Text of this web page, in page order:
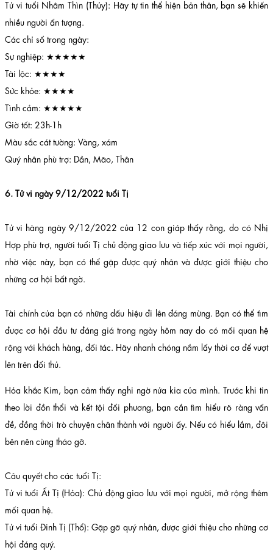
Tử vi tuổi Nhâm Thìn (Thủy): Hãy tự tin thể hiện bản thân, bạn sẽ khiến
nhiều người ấn tượng.
Các chỉ số trong ngày:
Sự nghiệp: ★★★★★
Tài lộc: ★★★★
Sức khỏe: ★★★★
Tình cảm: ★★★★★
Giờ tốt: 23h-1h
Màu sắc cát tường: Vàng, xám
Quý nhân phù trợ: Dần, Mão, Thân
6. Tử vi ngày 9/12/2022 tuổi Tị
Tử vi hàng ngày 9/12/2022 của 12 con giáp thấy rằng, do có Nhị
Hợp phù trợ, người tuổi Tị chủ động giao lưu và tiếp xúc với mọi người,
nhờ việc này, bạn có thể gặp được quý nhân và được giới thiệu cho
những cơ hội bất ngờ.
Tài chính của bạn có những dấu hiệu đi lên đáng mừng. Bạn có thể tìm
được cơ hội đầu tư đáng giá trong ngày hôm nay do có mối quan hệ
rộng với khách hàng, đối tác. Hãy nhanh chóng nắm lấy thời cơ để vượt
lên trên đối thủ.
Hỏa khắc Kim, bạn cảm thấy nghi ngờ nửa kia của mình. Trước khi tin
theo lời đồn thổi và kết tội đối phương, bạn cần tìm hiểu rõ ràng vấn
đề, đồng thời trò chuyện chân thành với người ấy. Nếu có hiểu lầm, đôi
bên nên cùng tháo gỡ.
Câu quyết cho các tuổi Tị:
Tử vi tuổi Ất Tị (Hỏa): Chủ động giao lưu với mọi người, mở rộng thêm
mối quan hệ.
Tử vi tuổi Đinh Tị (Thổ): Gặp gỡ quý nhân, được giới thiệu cho những cơ
hội đáng quý.